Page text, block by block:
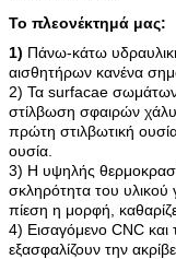
Το πλεονέκτημά μας:
1) Πάνω-κάτω
αισθητήρων κανένα
2) Τα surfacae σωμάτων
στίλβωση σφαιρών
πρώτη στιλβωτική
ουσία.
3) Η υψηλής
σκληρότητα του υλικού
πίεση η μορφή,
4) Εισαγόμενο CNC και
εξασφαλίζουν την